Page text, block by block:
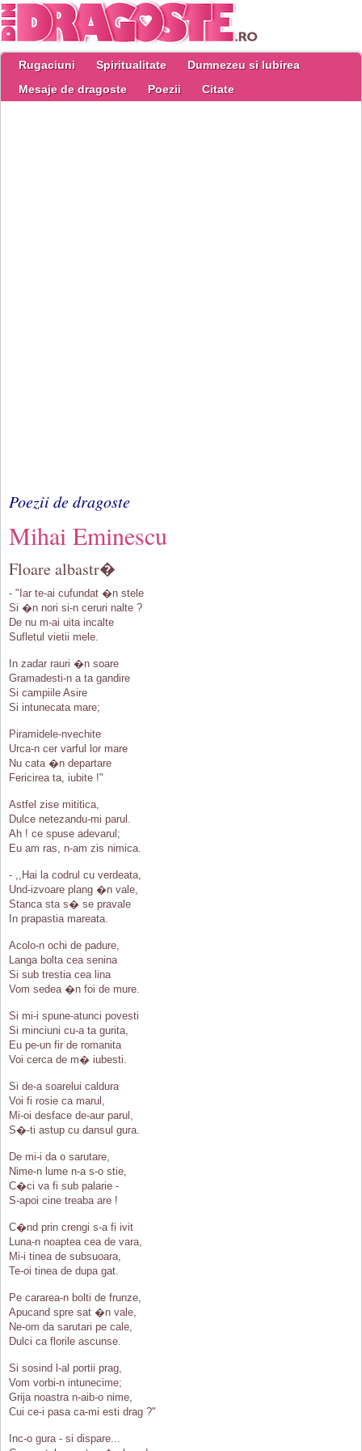
Rugaciuni Spiritualitate
Dumnezeu si Iubirea
Mesaje de dragoste
Poezii Citate
Poezii de dragoste
Mihai Eminescu
Floare albastr�
- "Iar te-ai cufundat �n stele
Si �n nori si-n ceruri nalte ?
De nu m-ai uita incalte
Sufletul vietii mele.
In zadar rauri �n soare
Gramadesti-n a ta gandire
Si campiile Asire
Si intunecata mare;
Piramidele-nvechite
Urca-n cer varful lor mare
Nu cata �n departare
Fericirea ta, iubite !"
Astfel zise mititica,
Dulce netezandu-mi parul.
Ah ! ce spuse adevarul;
Eu am ras, n-am zis nimica.
- ,,Hai la codrul cu verdeata,
Und-izvoare plang �n vale,
Stanca sta s� se pravale
In prapastia mareata.
Acolo-n ochi de padure,
Langa bolta cea senina
Si sub trestia cea lina
Vom sedea �n foi de mure.
Si mi-i spune-atunci povesti
Si minciuni cu-a ta gurita,
Eu pe-un fir de romanita
Voi cerca de m� iubesti.
Si de-a soarelui caldura
Voi fi rosie ca marul,
Mi-oi desface de-aur parul,
S�-ti astup cu dansul gura.
De mi-i da o sarutare,
Nime-n lume n-a s-o stie,
C�ci va fi sub palarie -
S-apoi cine treaba are !
C�nd prin crengi s-a fi ivit
Luna-n noaptea cea de vara,
Mi-i tinea de subsuoara,
Te-oi tinea de dupa gat.
Pe cararea-n bolti de frunze,
Apucand spre sat �n vale,
Ne-om da sarutari pe cale,
Dulci ca florile ascunse.
Si sosind l-al portii prag,
Vom vorbi-n intunecime;
Grija noastra n-aib-o nime,
Cui ce-i pasa ca-mi esti drag ?"
Inc-o gura - si dispare...